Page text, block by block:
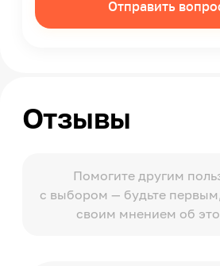
Отправить
Отзывы
Помогите другим
с выбором — будьте
своим мнением об